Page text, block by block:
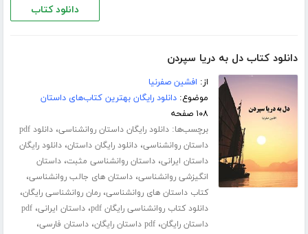
دانلود کتاب
دانلود کتاب دل به دریا سپردن
از: افشین صفرنیا
موضوع:دانلود رایگان بهترین کتاب‌های داستان
۱۰۸ صفحه
برچسب‌ها:دانلود رایگان داستان روانشناسی،
دانلود pdf
داستان روانشناسی،دانلود رایگان داستان،دانلود رایگان
داستان ایرانی،داستان روانشناسی مثبت،داستان
انگیزشی روانشناسی،داستان های جالب روانشناسی،
کتاب داستان های روانشناسی،رمان روانشناسی رایگان،
دانلود کتاب روانشناسی رایگان pdf ،داستان ایرانی،pdf
داستان رایگان،pdf داستان رایگان ،داستان فارسی،